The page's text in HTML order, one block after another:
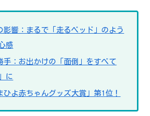
影響：まるで「走るベッド」のよう
感
手：お出かけの「面倒」をすべて
に
ひよ赤ちゃんグッズ大賞」第1位！